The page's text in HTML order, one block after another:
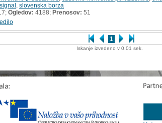
1
slovenska borza
Ogledov: 4188; Prenosov: 51
Iskanje izvedeno v 0.01 sek.